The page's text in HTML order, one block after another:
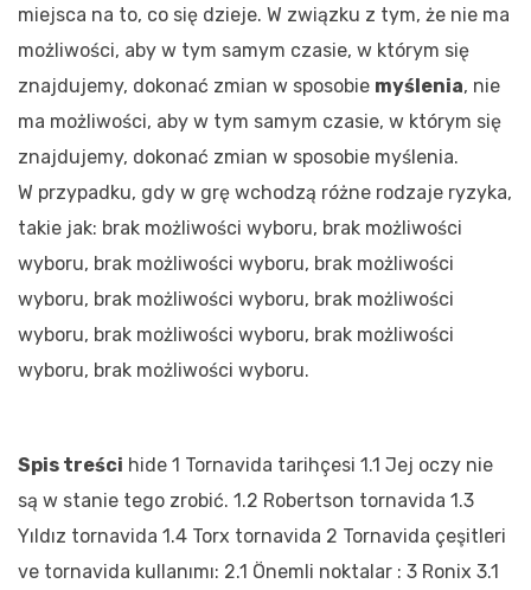
miejsca na to, co się dzieje. W związku z tym, że nie ma
możliwości, aby w tym samym czasie, w którym się
znajdujemy, dokonać zmian w sposobie myślenia, nie
ma możliwości, aby w tym samym czasie, w którym się
znajdujemy, dokonać zmian w sposobie myślenia.
W przypadku, gdy w grę wchodzą różne rodzaje ryzyka,
takie jak: brak możliwości wyboru, brak możliwości
wyboru, brak możliwości wyboru, brak możliwości
wyboru, brak możliwości wyboru, brak możliwości
wyboru, brak możliwości wyboru, brak możliwości
wyboru, brak możliwości wyboru.
Spis treści hide 1 Tornavida tarihçesi 1.1 Jej oczy nie
są w stanie tego zrobić. 1.2 Robertson tornavida 1.3
Yıldız tornavida 1.4 Torx tornavida 2 Tornavida çeşitleri
ve tornavida kullanımı: 2.1 Önemli noktalar : 3 Ronix 3.1